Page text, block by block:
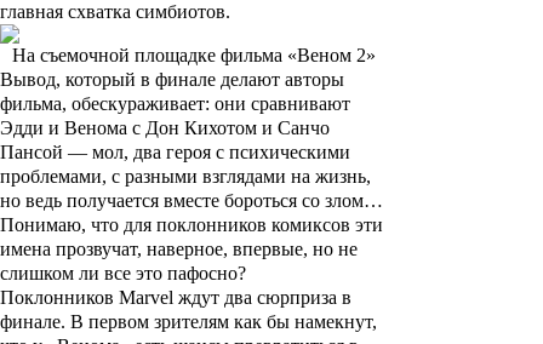
главная схватка симбиотов.
На съемочной площадке фильма «Веном 2»
Вывод, который в финале делают авторы
фильма, обескураживает: они сравнивают
Эдди и Венома с Дон Кихотом и Санчо
Пансой — мол, два героя с психическими
проблемами, с разными взглядами на жизнь,
но ведь получается вместе бороться со злом…
Понимаю, что для поклонников комиксов эти
имена прозвучат, наверное, впервые, но не
слишком ли все это пафосно?
Поклонников Marvel ждут два сюрприза в
финале. В первом зрителям как бы намекнут,